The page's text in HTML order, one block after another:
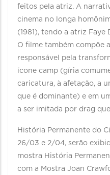
feitos pela atriz. A
cinema no longa
(1981), tendo a atriz
O filme também compõe
responsável pela
ícone camp (gíria
caricatura, à afetação, a
que é dominante) e em
a ser imitada por drag
História Permanente do
26/03 e 2/04, serão
mostra História
com a Mostra Joan